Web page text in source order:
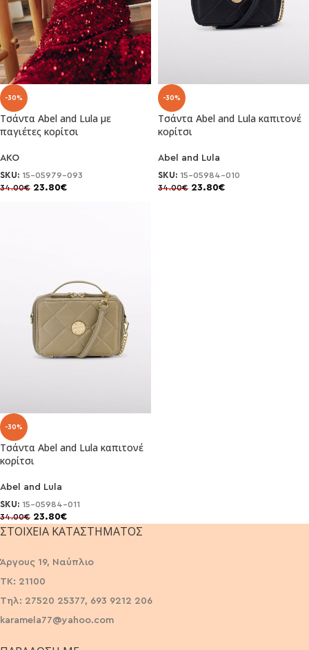
-30%
Τσάντα Abel and Lula με
παγιέτες κορίτσι
AKO
SKU: 15-05979-093
34.00€ 23.80€
-30%
Τσάντα Abel and Lula καπιτονέ
κορίτσι
Abel and Lula
SKU: 15-05984-010
34.00€ 23.80€
-30%
Τσάντα Abel and Lula καπιτονέ
κορίτσι
Abel and Lula
SKU: 15-05984-011
34.00€ 23.80€
ΣΤΟΙΧΕΊΑ ΚΑΤΑΣΤΉΜΑΤΟΣ
Άργους 19, Ναύπλιο
ΤΚ: 21100
Τηλ: 27520 25377, 693 9212 206
karamela77@yahoo.com